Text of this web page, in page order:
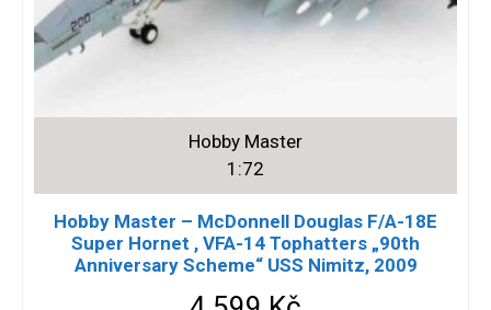
Hobby Master
1:72
Hobby Master – McDonnell Douglas F/A-18E
Super Hornet , VFA-14 Tophatters „90th
Anniversary Scheme“ USS Nimitz, 2009